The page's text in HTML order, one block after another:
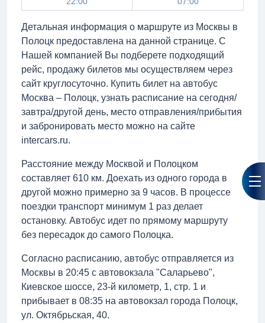
Детальная информация о маршруте из Москвы в
Полоцк предоставлена на данной странице. С
Нашей компанией Вы подберете подходящий
рейс, продажу билетов мы осуществляем через
сайт круглосуточно. Купить билет на автобус
Москва – Полоцк, узнать расписание на сегодня/
завтра/другой день, место отправления/прибытия
и забронировать место можно на сайте
intercars.ru.
Расстояние между Москвой и Полоцком
составляет 610 км. Доехать из одного города в
другой можно примерно за 9 часов. В процессе
поездки транспорт минимум 1 раз делает
остановку. Автобус идет по прямому маршруту
без пересадок до самого Полоцка.
Согласно расписанию, автобус отправляется из
Москвы в 20:45 с автовокзала "Саларьево",
Киевское шоссе, 23-й километр, 1, стр. 1 и
прибывает в 08:35 на автовокзал города Полоцк,
ул. Октябрьская, 40.